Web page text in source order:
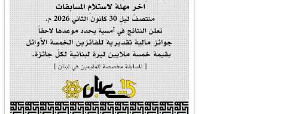
مولد السيدة #الز�...
#أم_الشهداء
#النجم_الثاقب
#الصديقة_الشهيدة